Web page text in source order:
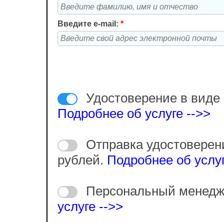
Введите e-mail: *
Удостоверение в виде
Подробнее об услуге -->>
Отправка
рублей. Подробнее об
Персональный
услуге -->>